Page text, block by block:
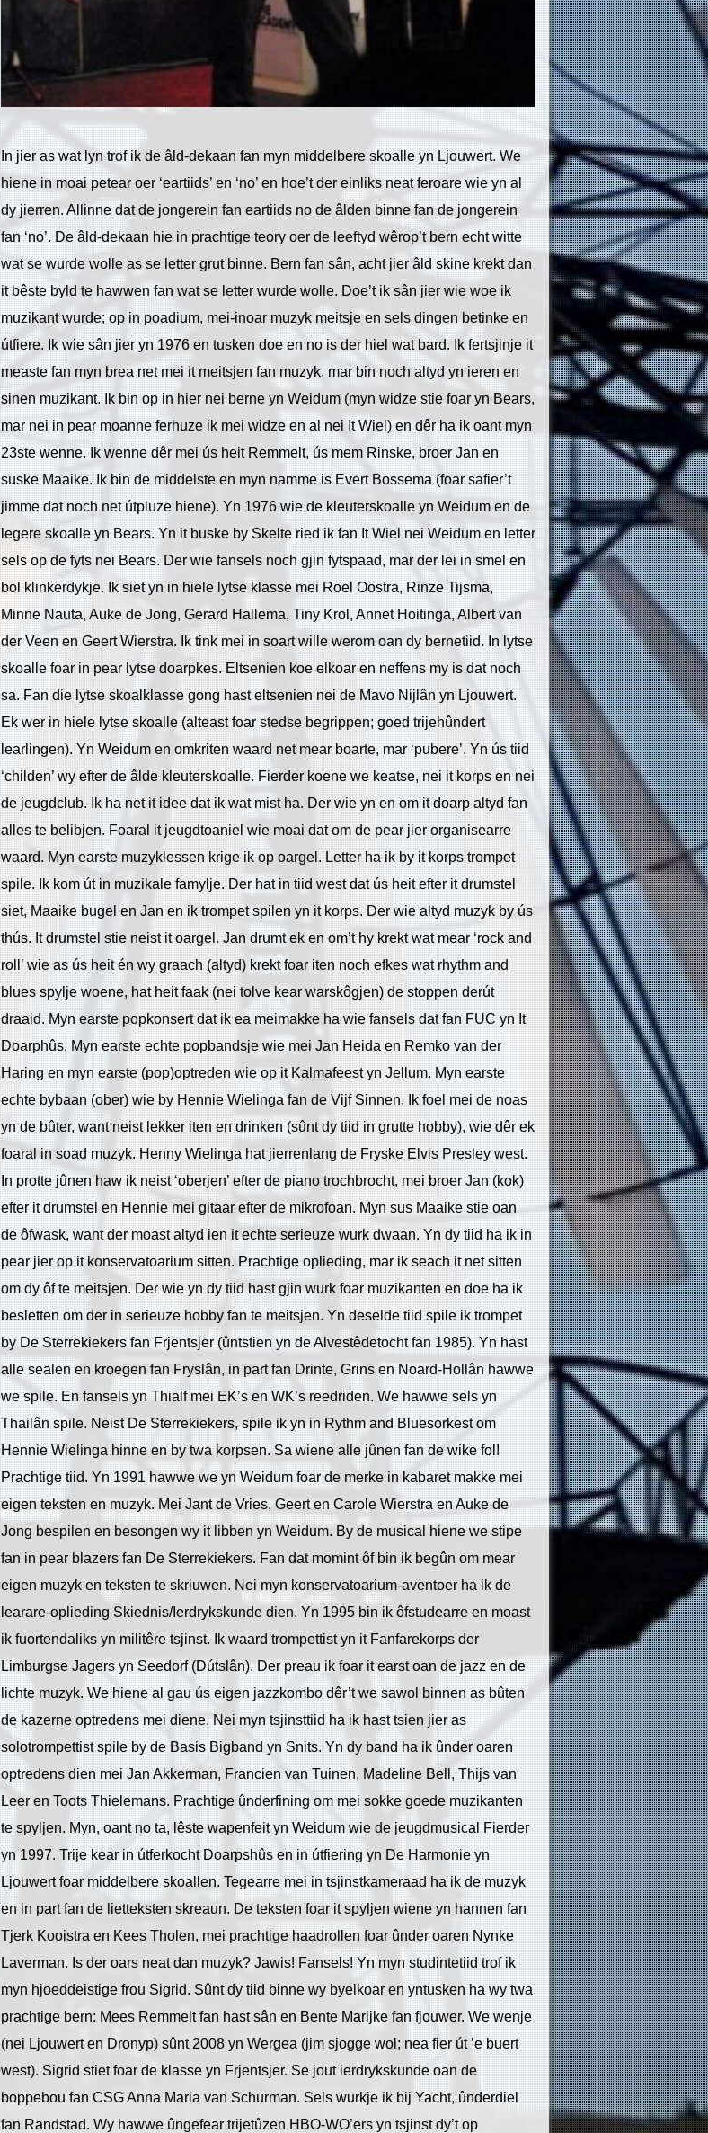
In jier as wat lyn trof ik de âld-dekaan fan myn middelbere skoalle yn Ljouwert. We
hiene in moai petear oer ‘eartiids’ en ‘no’ en hoe’t der einliks neat feroare wie yn al
dy jierren. Allinne dat de jongerein fan eartiids no de âlden binne fan de jongerein
fan ‘no’. De âld-dekaan hie in prachtige teory oer de leeftyd wêrop’t bern echt witte
wat se wurde wolle as se letter grut binne. Bern fan sân, acht jier âld skine krekt dan
it bêste byld te hawwen fan wat se letter wurde wolle. Doe’t ik sân jier wie woe ik
muzikant wurde; op in poadium, mei-inoar muzyk meitsje en sels dingen betinke en
útfiere. Ik wie sân jier yn 1976 en tusken doe en no is der hiel wat bard. Ik fertsjinje it
measte fan myn brea net mei it meitsjen fan muzyk, mar bin noch altyd yn ieren en
sinen muzikant. Ik bin op in hier nei berne yn Weidum (myn widze stie foar yn Bears,
mar nei in pear moanne ferhuze ik mei widze en al nei It Wiel) en dêr ha ik oant myn
23ste wenne. Ik wenne dêr mei ús heit Remmelt, ús mem Rinske, broer Jan en
suske Maaike. Ik bin de middelste en myn namme is Evert Bossema (foar safier’t
jimme dat noch net útpluze hiene). Yn 1976 wie de kleuterskoalle yn Weidum en de
legere skoalle yn Bears. Yn it buske by Skelte ried ik fan It Wiel nei Weidum en letter
sels op de fyts nei Bears. Der wie fansels noch gjin fytspaad, mar der lei in smel en
bol klinkerdykje. Ik siet yn in hiele lytse klasse mei Roel Oostra, Rinze Tijsma,
Minne Nauta, Auke de Jong, Gerard Hallema, Tiny Krol, Annet Hoitinga, Albert van
der Veen en Geert Wierstra. Ik tink mei in soart wille werom oan dy bernetiid. In lytse
skoalle foar in pear lytse doarpkes. Eltsenien koe elkoar en neffens my is dat noch
sa. Fan die lytse skoalklasse gong hast eltsenien nei de Mavo Nijlân yn Ljouwert.
Ek wer in hiele lytse skoalle (alteast foar stedse begrippen; goed trijehûndert
learlingen). Yn Weidum en omkriten waard net mear boarte, mar ‘pubere’. Yn ús tiid
‘childen’ wy efter de âlde kleuterskoalle. Fierder koene we keatse, nei it korps en nei
de jeugdclub. Ik ha net it idee dat ik wat mist ha. Der wie yn en om it doarp altyd fan
alles te belibjen. Foaral it jeugdtoaniel wie moai dat om de pear jier organisearre
waard. Myn earste muzyklessen krige ik op oargel. Letter ha ik by it korps trompet
spile. Ik kom út in muzikale famylje. Der hat in tiid west dat ús heit efter it drumstel
siet, Maaike bugel en Jan en ik trompet spilen yn it korps. Der wie altyd muzyk by ús
thús. It drumstel stie neist it oargel. Jan drumt ek en om’t hy krekt wat mear ‘rock and
roll’ wie as ús heit én wy graach (altyd) krekt foar iten noch efkes wat rhythm and
blues spylje woene, hat heit faak (nei tolve kear warskôgjen) de stoppen derút
draaid. Myn earste popkonsert dat ik ea meimakke ha wie fansels dat fan FUC yn It
Doarphûs. Myn earste echte popbandsje wie mei Jan Heida en Remko van der
Haring en myn earste (pop)optreden wie op it Kalmafeest yn Jellum. Myn earste
echte bybaan (ober) wie by Hennie Wielinga fan de Vijf Sinnen. Ik foel mei de noas
yn de bûter, want neist lekker iten en drinken (sûnt dy tiid in grutte hobby), wie dêr ek
foaral in soad muzyk. Henny Wielinga hat jierrenlang de Fryske Elvis Presley west.
In protte jûnen haw ik neist ‘oberjen’ efter de piano trochbrocht, mei broer Jan (kok)
efter it drumstel en Hennie mei gitaar efter de mikrofoan. Myn sus Maaike stie oan
de ôfwask, want der moast altyd ien it echte serieuze wurk dwaan. Yn dy tiid ha ik in
pear jier op it konservatoarium sitten. Prachtige oplieding, mar ik seach it net sitten
om dy ôf te meitsjen. Der wie yn dy tiid hast gjin wurk foar muzikanten en doe ha ik
besletten om der in serieuze hobby fan te meitsjen. Yn deselde tiid spile ik trompet
by De Sterrekiekers fan Frjentsjer (ûntstien yn de Alvestêdetocht fan 1985). Yn hast
alle sealen en kroegen fan Fryslân, in part fan Drinte, Grins en Noard-Hollân hawwe
we spile. En fansels yn Thialf mei EK’s en WK’s reedriden. We hawwe sels yn
Thailân spile. Neist De Sterrekiekers, spile ik yn in Rythm and Bluesorkest om
Hennie Wielinga hinne en by twa korpsen. Sa wiene alle jûnen fan de wike fol!
Prachtige tiid. Yn 1991 hawwe we yn Weidum foar de merke in kabaret makke mei
eigen teksten en muzyk. Mei Jant de Vries, Geert en Carole Wierstra en Auke de
Jong bespilen en besongen wy it libben yn Weidum. By de musical hiene we stipe
fan in pear blazers fan De Sterrekiekers. Fan dat momint ôf bin ik begûn om mear
eigen muzyk en teksten te skriuwen. Nei myn konservatoarium-aventoer ha ik de
learare-oplieding Skiednis/Ierdrykskunde dien. Yn 1995 bin ik ôfstudearre en moast
ik fuortendaliks yn militêre tsjinst. Ik waard trompettist yn it Fanfarekorps der
Limburgse Jagers yn Seedorf (Dútslân). Der preau ik foar it earst oan de jazz en de
lichte muzyk. We hiene al gau ús eigen jazzkombo dêr’t we sawol binnen as bûten
de kazerne optredens mei diene. Nei myn tsjinsttiid ha ik hast tsien jier as
solotrompettist spile by de Basis Bigband yn Snits. Yn dy band ha ik ûnder oaren
optredens dien mei Jan Akkerman, Francien van Tuinen, Madeline Bell, Thijs van
Leer en Toots Thielemans. Prachtige ûnderfining om mei sokke goede muzikanten
te spyljen. Myn, oant no ta, lêste wapenfeit yn Weidum wie de jeugdmusical Fierder
yn 1997. Trije kear in útferkocht Doarpshûs en in útfiering yn De Harmonie yn
Ljouwert foar middelbere skoallen. Tegearre mei in tsjinstkameraad ha ik de muzyk
en in part fan de lietteksten skreaun. De teksten foar it spyljen wiene yn hannen fan
Tjerk Kooistra en Kees Tholen, mei prachtige haadrollen foar ûnder oaren Nynke
Laverman. Is der oars neat dan muzyk? Jawis! Fansels! Yn myn studintetiid trof ik
myn hjoeddeistige frou Sigrid. Sûnt dy tiid binne wy byelkoar en yntusken ha wy twa
prachtige bern: Mees Remmelt fan hast sân en Bente Marijke fan fjouwer. We wenje
(nei Ljouwert en Dronyp) sûnt 2008 yn Wergea (jim sjogge wol; nea fier út ’e buert
west). Sigrid stiet foar de klasse yn Frjentsjer. Se jout ierdrykskunde oan de
boppebou fan CSG Anna Maria van Schurman. Sels wurkje ik bij Yacht, ûnderdiel
fan Randstad. Wy hawwe ûngefear trijetûzen HBO-WO’ers yn tsjinst dy’t op